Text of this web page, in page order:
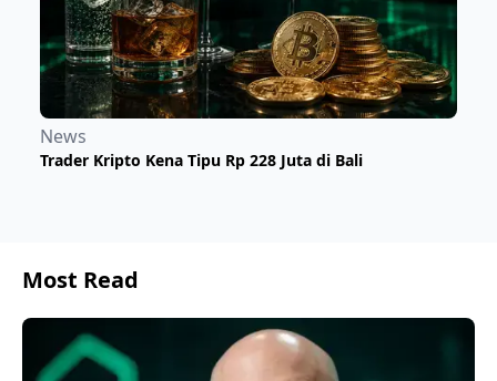
News
Trader Kripto Kena Tipu Rp 228 Juta di Bali
Most Read